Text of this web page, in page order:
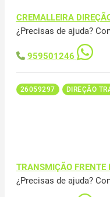
CREMALLEIRA
¿Precisas de ajuda?
959501246
26059297 DIREÇÃO
TRANSMIÇÃO FRENTE
¿Precisas de ajuda?